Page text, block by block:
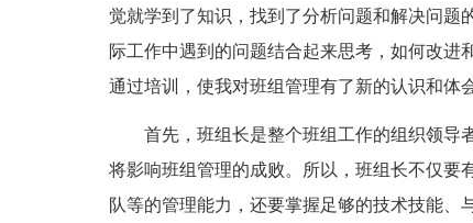
觉就学到了知识，找到了分析问题和解决问题
际工作中遇到的问题结合起来思考，如何改进
通过培训，使我对班组管理有了新的认识和体会
首先，班组长是整个班组工作的组织领导
将影响班组管理的成败。所以，班组长不仅要
队等的管理能力，还要掌握足够的技术技能